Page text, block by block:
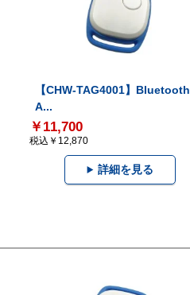
【CHW-TAG4001】Bluetooth
A...
￥11,700
税込￥12,870
詳細を見る